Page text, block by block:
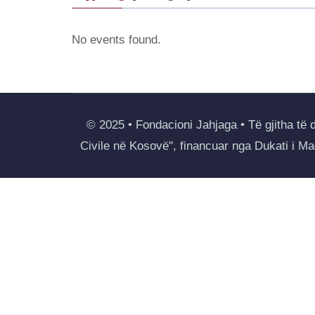
No events found.
© 2025 • Fondacioni Jahjaga • Të gjitha
Civile në Kosovë", financuar nga Dukati i